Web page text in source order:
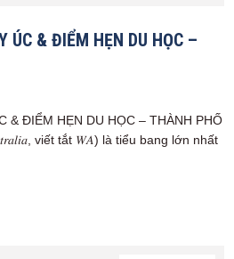
ÚC & ĐIỂM HẸN DU HỌC –
& ĐIỂM HẸN DU HỌC – THÀNH PHỐ
viết tắt 𝑊𝐴) là tiểu bang lớn nhất